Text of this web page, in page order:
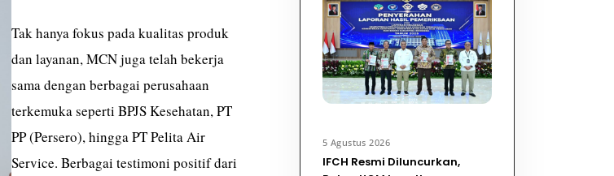
Tak hanya fokus pada kualitas produk
dan layanan,MCNjuga telah bekerja
sama dengan berbagai perusahaan
terkemuka seperti BPJS Kesehatan, PT
PP (Persero), hingga PT Pelita Air
Service. Berbagai testimoni positif dari
5 Agustus 2026
IFCH Resmi Diluncurkan,